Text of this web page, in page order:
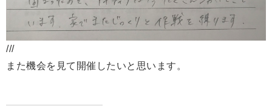
///
また機会を見て開催したいと思います。